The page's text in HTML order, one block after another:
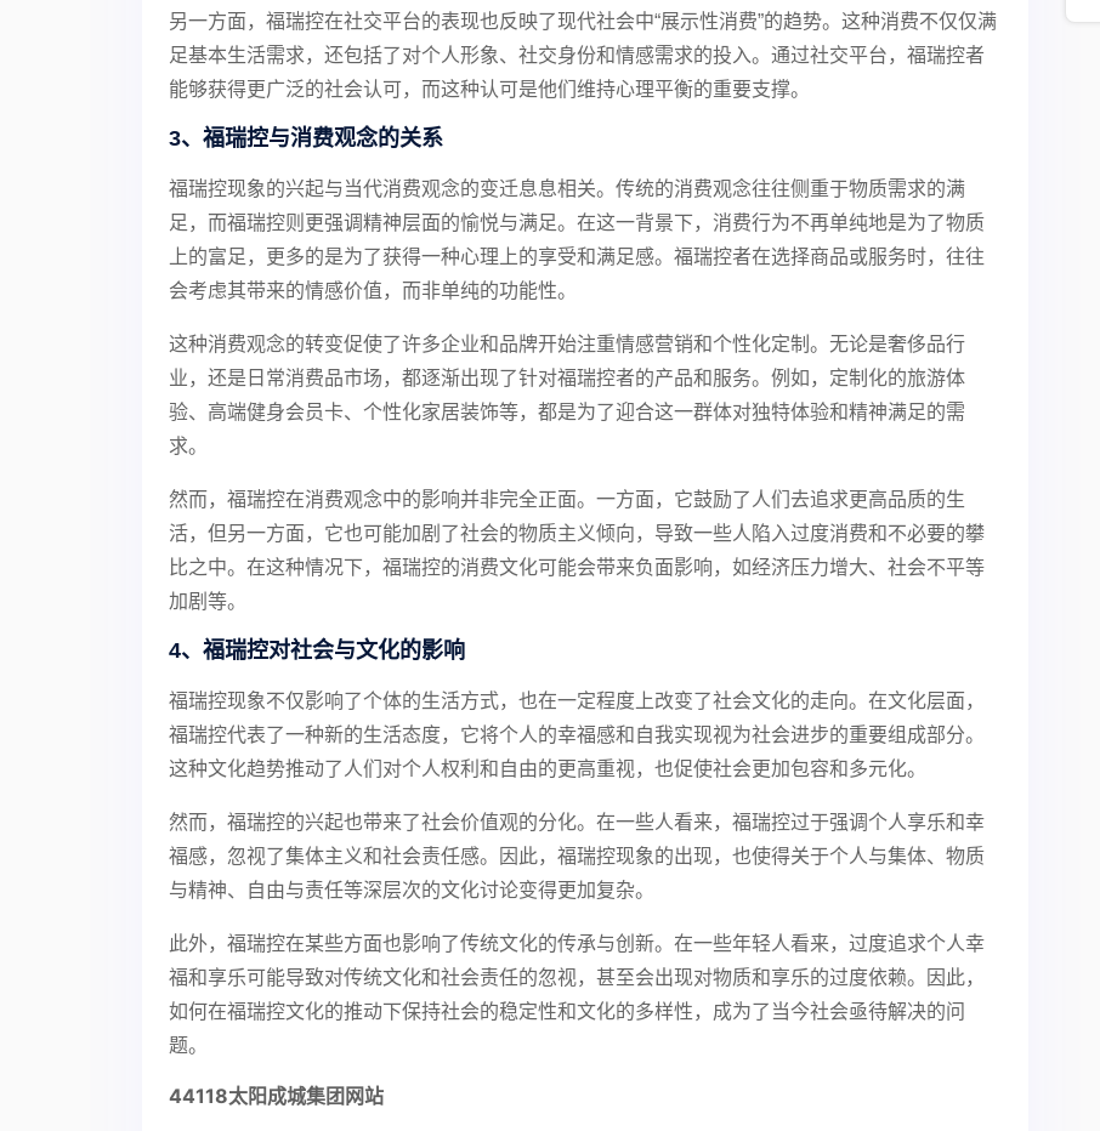
另一方面，福瑞控在社交平台的表现也反映了现代社会中“展示性消费”的趋势。这种消费不仅仅满
足基本生活需求，还包括了对个人形象、社交身份和情感需求的投入。通过社交平台，福瑞控者
能够获得更广泛的社会认可，而这种认可是他们维持心理平衡的重要支撑。
3、福瑞控与消费观念的关系
福瑞控现象的兴起与当代消费观念的变迁息息相关。传统的消费观念往往侧重于物质需求的满
足，而福瑞控则更强调精神层面的愉悦与满足。在这一背景下，消费行为不再单纯地是为了物质
上的富足，更多的是为了获得一种心理上的享受和满足感。福瑞控者在选择商品或服务时，往往
会考虑其带来的情感价值，而非单纯的功能性。
这种消费观念的转变促使了许多企业和品牌开始注重情感营销和个性化定制。无论是奢侈品行
业，还是日常消费品市场，都逐渐出现了针对福瑞控者的产品和服务。例如，定制化的旅游体
验、高端健身会员卡、个性化家居装饰等，都是为了迎合这一群体对独特体验和精神满足的需
求。
然而，福瑞控在消费观念中的影响并非完全正面。一方面，它鼓励了人们去追求更高品质的生
活，但另一方面，它也可能加剧了社会的物质主义倾向，导致一些人陷入过度消费和不必要的攀
比之中。在这种情况下，福瑞控的消费文化可能会带来负面影响，如经济压力增大、社会不平等
加剧等。
4、福瑞控对社会与文化的影响
福瑞控现象不仅影响了个体的生活方式，也在一定程度上改变了社会文化的走向。在文化层面，
福瑞控代表了一种新的生活态度，它将个人的幸福感和自我实现视为社会进步的重要组成部分。
这种文化趋势推动了人们对个人权利和自由的更高重视，也促使社会更加包容和多元化。
然而，福瑞控的兴起也带来了社会价值观的分化。在一些人看来，福瑞控过于强调个人享乐和幸
福感，忽视了集体主义和社会责任感。因此，福瑞控现象的出现，也使得关于个人与集体、物质
与精神、自由与责任等深层次的文化讨论变得更加复杂。
此外，福瑞控在某些方面也影响了传统文化的传承与创新。在一些年轻人看来，过度追求个人幸
福和享乐可能导致对传统文化和社会责任的忽视，甚至会出现对物质和享乐的过度依赖。因此，
如何在福瑞控文化的推动下保持社会的稳定性和文化的多样性，成为了当今社会亟待解决的问
题。
44118太阳成城集团网站